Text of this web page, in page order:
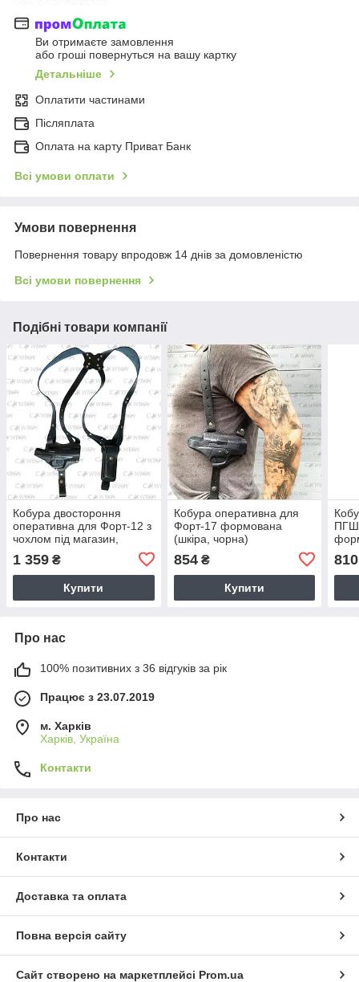
Ви отримаєте замовлення
або гроші повернуться на вашу картку
Детальніше
Оплатити частинами
Післяплата
Оплата на карту Приват Банк
Всі умови оплати
Умови повернення
Повернення товару впродовж 14 днів за домовленістю
Всі умови повернення
Подібні товари компанії
Кобура двостороння
оперативна для Форт-12 з
чохлом під магазин,
1 359 ₴
Купити
Кобура оперативна для
Форт-17 формована
(шкіра, чорна)
854₴
Купити
810
Про нас
100% позитивних з 36 відгуків за рік
Працює з 23.07.2019
м. Харків
Харків, Україна
Контакти
Про нас
Контакти
Доставка та оплата
Повна версія сайту
Сайт створено на маркетплейсі Prom.ua